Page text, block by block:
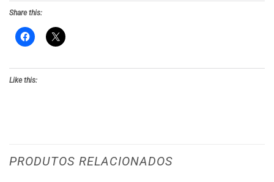
Share this:
Like this:
PRODUTOS RELACIONADOS